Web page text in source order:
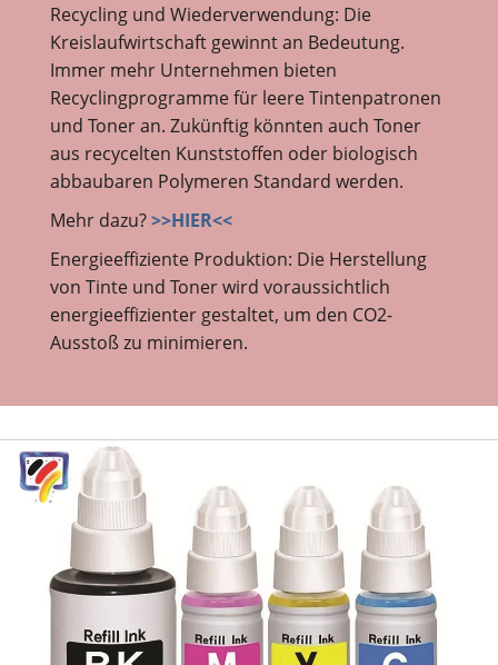
Recycling und Wiederverwendung: Die
Kreislaufwirtschaft gewinnt an Bedeutung.
Immer mehr Unternehmen bieten
Recyclingprogramme für leere Tintenpatronen
und Toner an. Zukünftig könnten auch Toner
aus recycelten Kunststoffen oder biologisch
abbaubaren Polymeren Standard werden.
Mehr dazu?>>HIER<<
Energieeffiziente Produktion: Die Herstellung
von Tinte und Toner wird voraussichtlich
energieeffizienter gestaltet, um den CO2-
Ausstoß zu minimieren.